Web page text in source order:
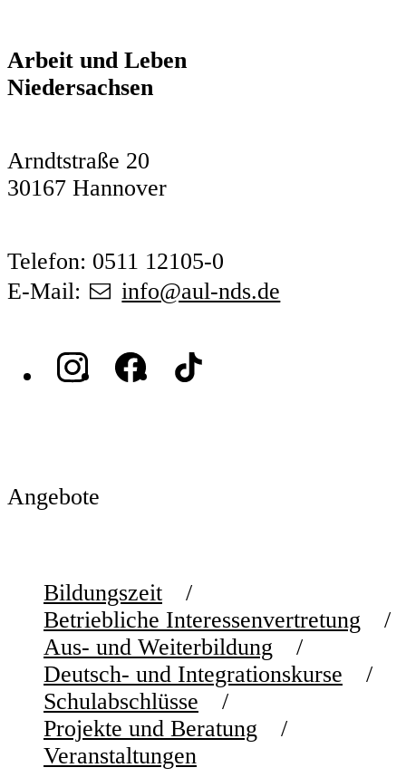
Arbeit und Leben
Niedersachsen
Arndtstraße 20
30167 Hannover
Telefon: 0511 12105-0
E-Mail:
info@aul-nds.de
Angebote
Bildungszeit
Betriebliche Interessenvertretung
Aus- und Weiterbildung
Deutsch- und Integrationskurse
Schulabschlüsse
Projekte und Beratung
Veranstaltungen